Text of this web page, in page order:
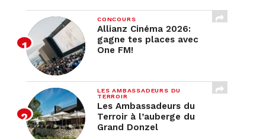
CONCOURS
Allianz Cinéma 2026:
gagne tes places avec
One FM!
LES AMBASSADEURS DU
TERROIR
Les Ambassadeurs du
Terroir à l’auberge du
Grand Donzel